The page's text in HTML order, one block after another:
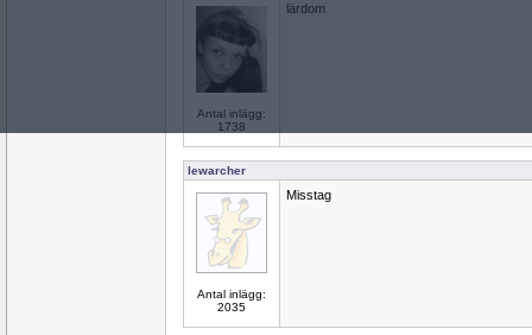
Antal inlägg:
1738
lärdom
lewarcher
Antal inlägg:
2035
Misstag